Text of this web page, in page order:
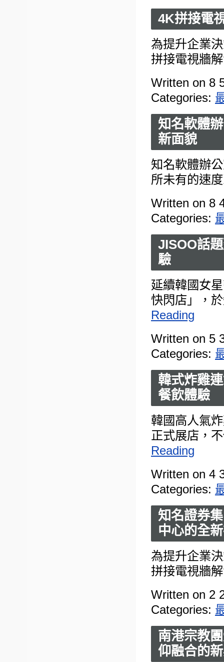
4K拼接電
為提升企業
拼接電視牆
Written on 8
Categories:
知名軟體
新面貌
知名軟體辦
所未有的速
Written on 8
Categories:
JISOO話
驗
延續韓國女
快閃店」，
Reading
Written on 5
Categories:
韓式炸雞
餐飲體驗
韓國高人氣
正式展店，
Reading
Written on 4
Categories:
知名證券
中心的全
為提升企業
拼接電視牆
Written on 2
Categories:
南港宗教
仰融合的